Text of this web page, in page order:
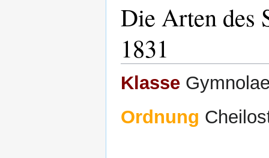
Die Arten des
1831
Klasse
Ordnung